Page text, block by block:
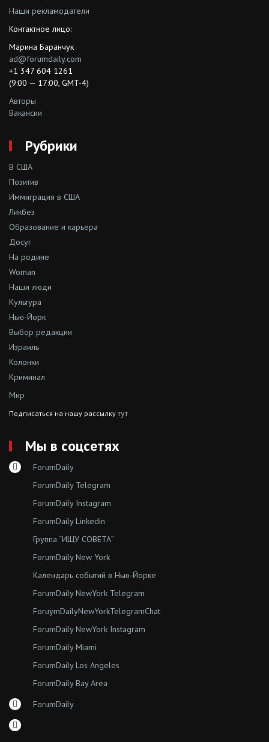
Наши рекламодатели
Контактное лицо:
Марина Баранчук
ad@forumdaily.com
+1 347 604 1261
(9:00 — 17:00, GMT-4)
Авторы
Вакансии
Рубрики
В США
Позитив
Иммиграция в США
Ликбез
Образование и карьера
Досуг
На родине
Woman
Наши люди
Культура
Нью-Йорк
Выбор редакции
Израиль
Колонки
Криминал
Мир
Подписаться на нашу рассылкутут
Мы в соцсетях
ForumDaily
ForumDaily Telegram
ForumDaily Instagram
ForumDaily Linkedin
Группа “ИЩУ СОВЕТА”
ForumDaily New York
Календарь событий в Нью-Йорке
ForumDaily NewYork Telegram
ForuymDailyNewYorkTelegramChat
ForumDaily NewYork Instagram
ForumDaily Miami
ForumDaily Los Angeles
ForumDaily Bay Area
ForumDaily